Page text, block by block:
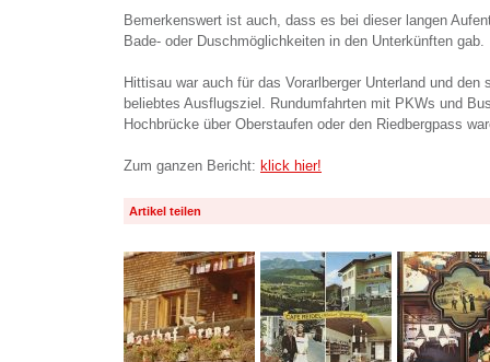
Bemerkenswert ist auch, dass es bei dieser langen
Bade- oder Duschmöglichkeiten in den Unterkünften gab.
Hittisau war auch für das Vorarlberger Unterland und den
beliebtes Ausflugsziel. Rundumfahrten mit PKWs und
Hochbrücke über Oberstaufen oder den Riedbergpass
Zum ganzen Bericht: klick hier!
Artikel teilen